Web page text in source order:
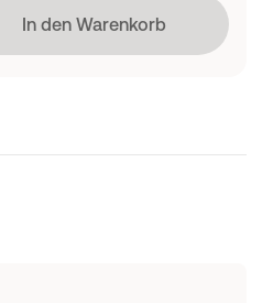
Lädt
In den Warenkorb